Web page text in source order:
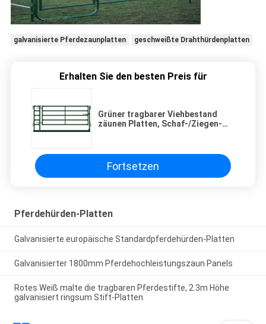
galvanisierte Pferdezaunplatten geschweißte Drahthürdenplatten
Erhalten Sie den besten Preis für
Grüner tragbarer Viehbestand
zäunen Platten, Schaf-/Ziegen-
Fortsetzen
Pferdehürden-Platten
Galvanisierte europäische Standardpferdehürden-Platten
Galvanisierter 1800mm Pferdehochleistungszaun Panels
Rotes Weiß malte die tragbaren Pferdestifte, 2.3m Höhe
galvanisiert ringsum Stift-Platten